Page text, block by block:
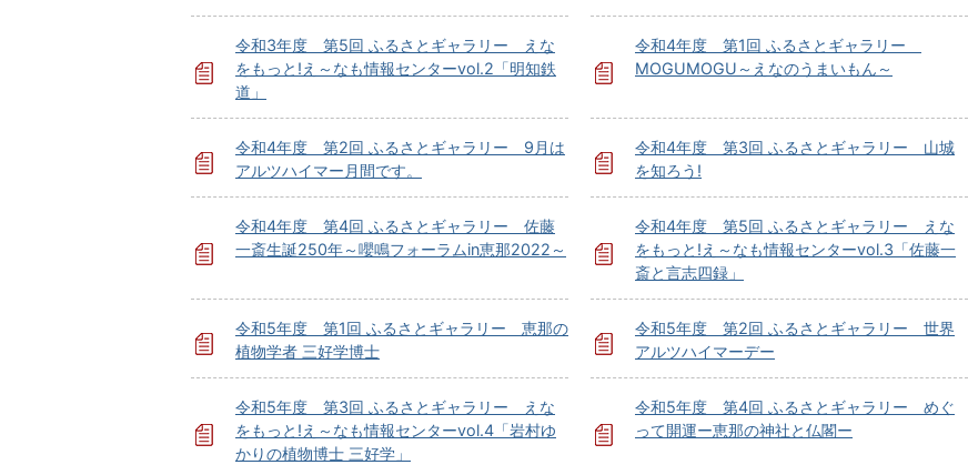
令和3年度 第5回 ふるさとギャラリー えな
をもっと!え～なも情報センターvol.2「明知鉄
道」
令和4年度 第1回 ふるさとギャラリー
MOGUMOGU～えなのうまいもん～
令和4年度 第2回 ふるさとギャラリー 9月は
アルツハイマー月間です。
令和4年度 第3回 ふるさとギャラリー 山城
を知ろう!
令和4年度 第4回 ふるさとギャラリー 佐藤
一斎生誕250年～嚶鳴フォーラムin恵那2022～
令和4年度 第5回 ふるさとギャラリー えな
をもっと!え～なも情報センターvol.3「佐藤一
斎と言志四録」
令和5年度 第1回 ふるさとギャラリー 恵那の
植物学者 三好学博士
令和5年度 第2回 ふるさとギャラリー 世界
アルツハイマーデー
令和5年度 第3回 ふるさとギャラリー えな
をもっと!え～なも情報センターvol.4「岩村ゆ
かりの植物博士 三好学」
令和5年度 第4回 ふるさとギャラリー めぐ
って開運ー恵那の神社と仏閣ー